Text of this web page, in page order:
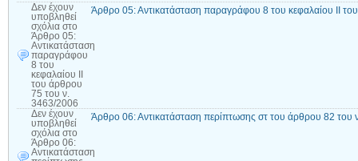
Δεν έχουν
υποβληθεί
σχόλια στο
Άρθρο 05:
Αντικατάσταση
παραγράφου
8 του
κεφαλαίου ΙΙ
του άρθρου
75 του ν.
3463/2006
Άρθρο 05: Αντικατάσταση παραγράφου 8 του κεφαλαίου ΙΙ
Δεν έχουν
υποβληθεί
σχόλια στο
Άρθρο 06:
Αντικατάσταση
Άρθρο 06: Αντικατάσταση περίπτωσης στ του άρθρου 82 του